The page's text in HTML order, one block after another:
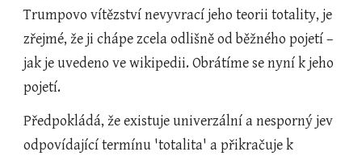
Trumpovo vítězství nevyvrací jeho teorii totality, je
zřejmé, že ji chápe zcela odlišně od běžného pojetí –
jak je uvedeno ve wikipedii. Obrátíme se nyní k jeho
pojetí.
Předpokládá, že existuje univerzální a nesporný jev
odpovídající termínu 'totalita' a přikračuje k